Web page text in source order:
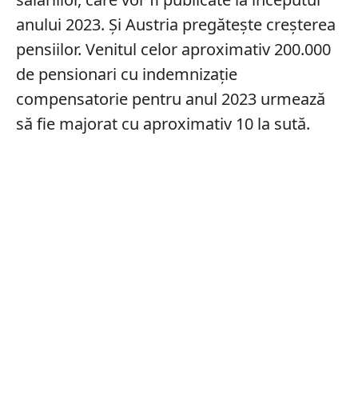
anului 2023. Și Austria pregătește creșterea
pensiilor. Venitul celor aproximativ 200.000
de pensionari cu indemnizație
compensatorie pentru anul 2023 urmează
să fie majorat cu aproximativ 10 la sută.